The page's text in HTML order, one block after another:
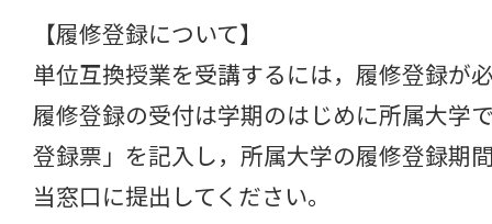
【履修登録について】
単位互換授業を受講するには，履修登録が
履修登録の受付は学期のはじめに所属大学
登録票」を記入し，所属大学の履修登録期
当窓口に提出してください。